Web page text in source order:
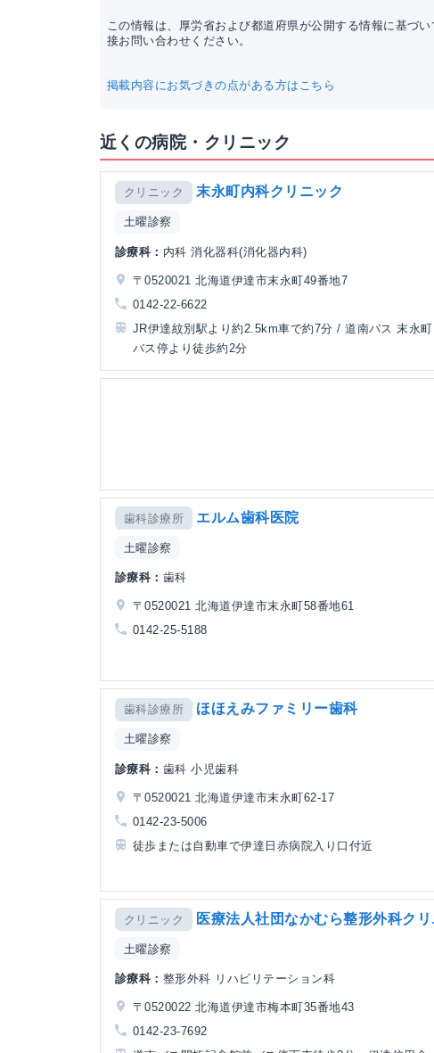
この情報は、厚労省および都道府県が公開する情報に基づ
接お問い合わせください。
掲載内容にお気づきの点がある方はこちら
近くの病院・クリニック
クリニック 末永町内科クリニック
土曜診察
診療科： 内科 消化器科(消化器内科)
〒0520021 北海道伊達市末永町49番地7
0142-22-6622
JR伊達紋別駅より約2.5km車で約7分 / 道南バス 末永町
バス停より徒歩約2分
歯科診療所 エルム歯科医院
土曜診察
診療科： 歯科
〒0520021 北海道伊達市末永町58番地61
0142-25-5188
歯科診療所 ほほえみファミリー歯科
土曜診察
診療科： 歯科 小児歯科
〒0520021 北海道伊達市末永町62-17
0142-23-5006
徒歩または自動車で伊達日赤病院入り口付近
クリニック 医療法人社団なかむら整形外科クリ
土曜診察
診療科： 整形外科 リハビリテーション科
〒0520022 北海道伊達市梅本町35番地43
0142-23-7692